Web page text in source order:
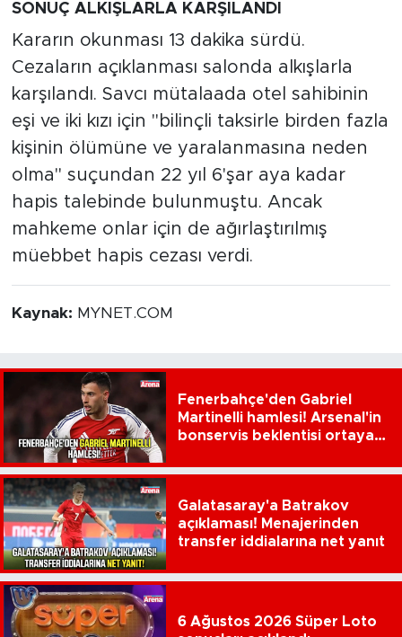
SONUÇ ALKIŞLARLA KARŞILANDI
Kararın okunması 13 dakika sürdü.
Cezaların açıklanması salonda alkışlarla
karşılandı. Savcı mütalaada otel sahibinin
eşi ve iki kızı için "bilinçli taksirle birden fazla
kişinin ölümüne ve yaralanmasına neden
olma" suçundan 22 yıl 6'şar aya kadar
hapis talebinde bulunmuştu. Ancak
mahkeme onlar için de ağırlaştırılmış
müebbet hapis cezası verdi.
Kaynak: MYNET.COM
Fenerbahçe'den Gabriel
Martinelli hamlesi! Arsenal'in
bonservis beklentisi ortaya
Galatasaray'a Batrakov
açıklaması! Menajerinden
transfer iddialarına net yanıt
6 Ağustos 2026 Süper Loto